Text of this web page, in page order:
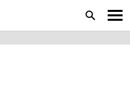
HLEDAT